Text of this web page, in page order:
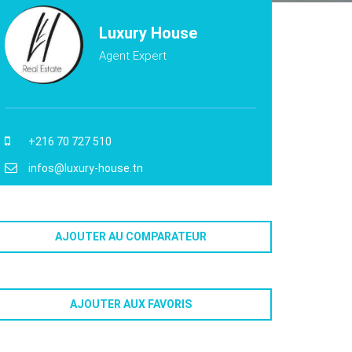
Luxury House
Agent Expert
+216 70 727 510
infos@luxury-house.tn
AJOUTER AU COMPARATEUR
AJOUTER AUX FAVORIS